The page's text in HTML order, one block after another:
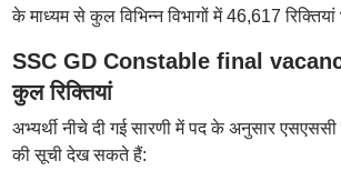
के माध्यम से कुल विभिन्न विभागों में 46,617 रिक्तियां
SSC GD Constable final
कुल रिक्तियां
अभ्यर्थी नीचे दी गई सारणी में पद के अनुसार एसएससी
की सूची देख सकते हैं: